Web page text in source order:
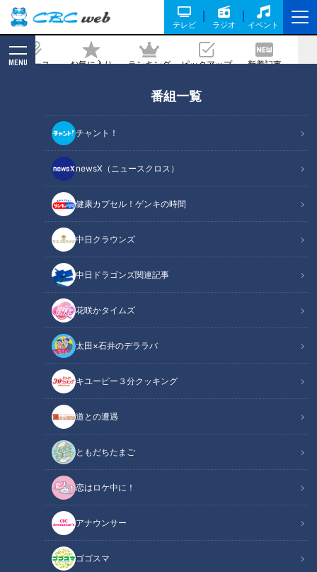
テレビ ラジオ イベント
ニュース お気に入り ランキング ピックアップ 新着記事
MENU
番組一覧
チャント！
newsX（ニュースクロス）
健康カプセル！ゲンキの時間
中日クラウンズ
中日ドラゴンズ関連記事
花咲かタイムズ
太田×石井のデララバ
キユーピー３分クッキング
道との遭遇
ともだちたまご
恋はロケ中に！
アナウンサー
ゴゴスマ
ー「コーナン」で見つけた便利アイテム
記事に戻る
CBCテレビ「チャント！」
この記事の画像